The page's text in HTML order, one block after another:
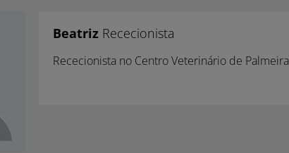
BeatrizRececionista
Rececionista no Centro Veterinário de Palmeira